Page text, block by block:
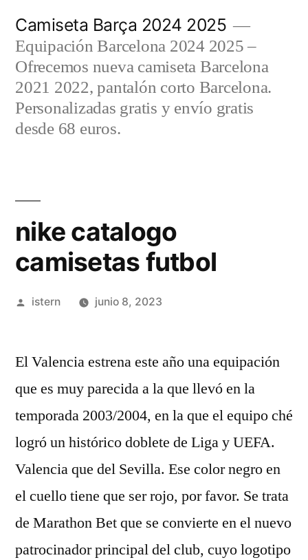
contenido
Camiseta Barça 2024 2025
Equipación Barcelona 2024 2025 –
Ofrecemos nueva camiseta Barcelona
2021 2022, pantalón corto Barcelona.
Personalizadas gratis y envío gratis
desde 68 euros.
nike catalogo
camisetas futbol
Publicado
istern junio 8, 2023
El Valencia estrena este año una equipación
que es muy parecida a la que llevó en la
temporada 2003/2004, en la que el equipo ché
logró un histórico doblete de Liga y UEFA.
Valencia que del Sevilla. Ese color negro en
el cuello tiene que ser rojo, por favor. Se trata
de Marathon Bet que se convierte en el nuevo
patrocinador principal del club, cuyo logotipo